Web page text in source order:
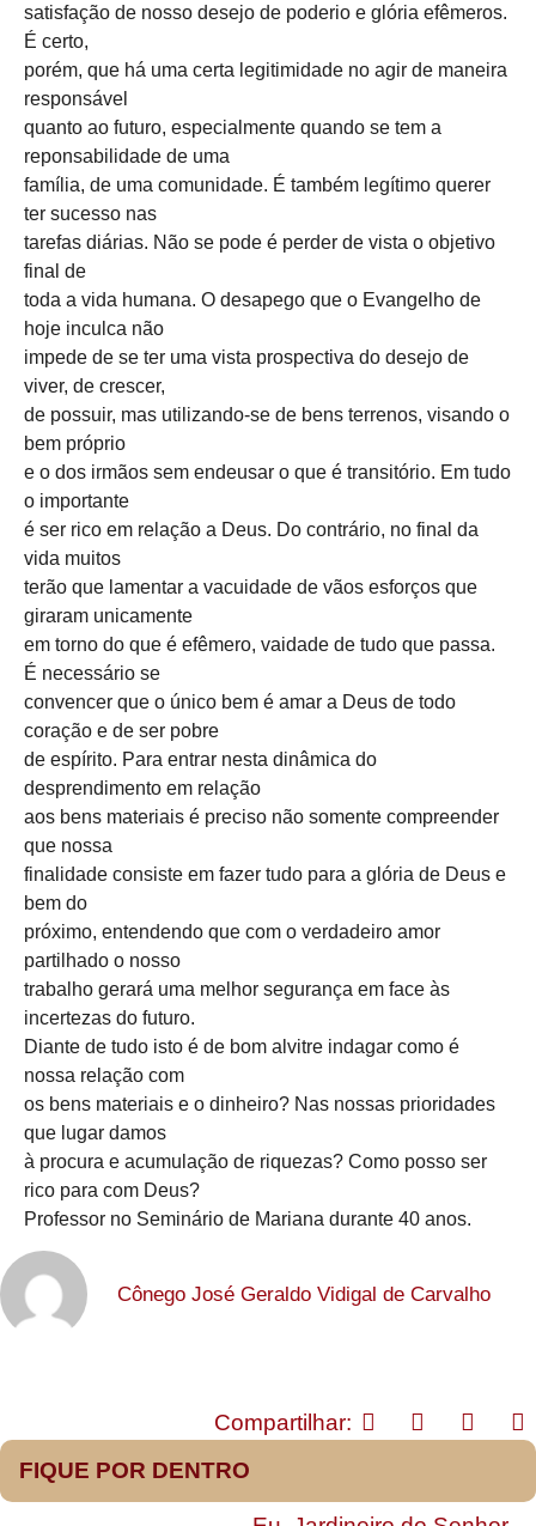
satisfação de nosso desejo de poderio e glória efêmeros.
É certo,
porém, que há uma certa legitimidade no agir de maneira
responsável
quanto ao futuro, especialmente quando se tem a
reponsabilidade de uma
família, de uma comunidade. É também legítimo querer
ter sucesso nas
tarefas diárias. Não se pode é perder de vista o objetivo
final de
toda a vida humana. O desapego que o Evangelho de
hoje inculca não
impede de se ter uma vista prospectiva do desejo de
viver, de crescer,
de possuir, mas utilizando-se de bens terrenos, visando o
bem próprio
e o dos irmãos sem endeusar o que é transitório. Em tudo
o importante
é ser rico em relação a Deus. Do contrário, no final da
vida muitos
terão que lamentar a vacuidade de vãos esforços que
giraram unicamente
em torno do que é efêmero, vaidade de tudo que passa.
É necessário se
convencer que o único bem é amar a Deus de todo
coração e de ser pobre
de espírito. Para entrar nesta dinâmica do
desprendimento em relação
aos bens materiais é preciso não somente compreender
que nossa
finalidade consiste em fazer tudo para a glória de Deus e
bem do
próximo, entendendo que com o verdadeiro amor
partilhado o nosso
trabalho gerará uma melhor segurança em face às
incertezas do futuro.
Diante de tudo isto é de bom alvitre indagar como é
nossa relação com
os bens materiais e o dinheiro? Nas nossas prioridades
que lugar damos
à procura e acumulação de riquezas? Como posso ser
rico para com Deus?
Professor no Seminário de Mariana durante 40 anos.
Cônego José Geraldo Vidigal de Carvalho
Compartilhar:
FIQUE POR DENTRO